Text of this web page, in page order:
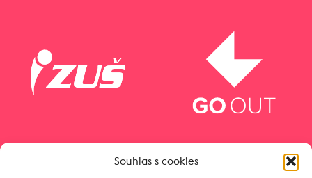
Souhlas s cookies